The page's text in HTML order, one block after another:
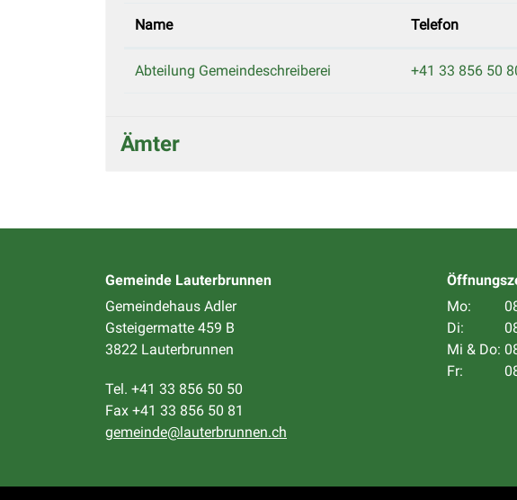
Name Telefon
Abteilung Gemeindeschreiberei +41 33 856 50
Ämter
Gemeinde Lauterbrunnen
Gemeindehaus Adler
Gsteigermatte 459 B
3822 Lauterbrunnen
Tel. +41 33 856 50 50
Fax +41 33 856 50 81
gemeinde@lauterbrunnen.ch
Mo:
Di:
Mi & Do:
Fr: